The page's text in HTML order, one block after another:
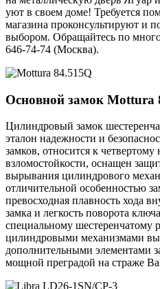
уют в своем доме! Требуется
магазина проконсультируют и
выбором. Обращайтесь по
646-74-74 (Москва).
Основной замок Mottura
Цилиндровый замок
эталон надежности и
замков, относится к
взломостойкости, оснащен
вырывания цилиндрового
отличительной особенностью
превосходная плавность хода
замка и легкость поворота
специальному шестеренчатому
цилиндровыми механизмами
дополнительными элементами
мощной преградой на страже